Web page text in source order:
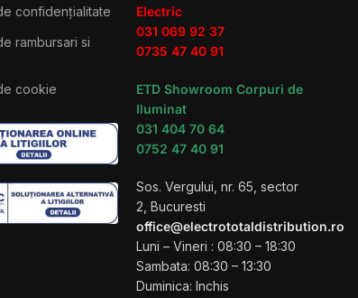
confidențialitate
rambursari si
cookie
Electric
031 069 92 37
0735 47 40 91
ETD Showroom Corpuri de
Iluminat
031 404 70 64
0752 47 40 91
Sos. Vergului, nr. 65, sector
2, Bucuresti
office@electrototaldistribution.ro
Luni – Vineri : 08:30 – 18:30
Sambata: 08:30 – 13:30
Duminica: Inchis